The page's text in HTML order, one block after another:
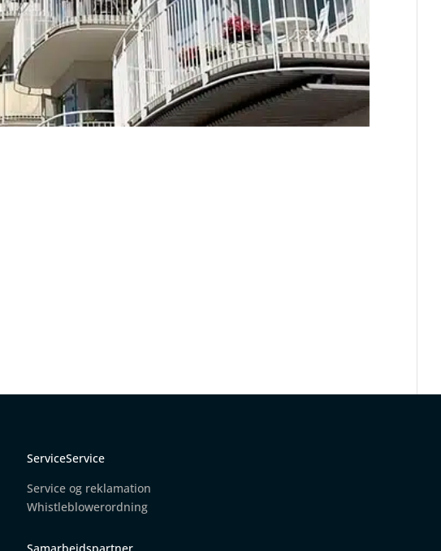
ServiceService
Service og reklamation
Whistleblowerordning